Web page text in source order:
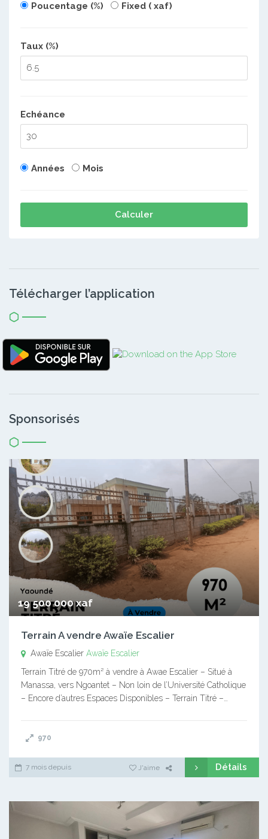
Poucentage (%) Fixed ( xaf)
Taux (%)
Echéance
Années Mois
Calculer
Télécharger l’application
Sponsorisés
19 500 000 xaf
Terrain A vendre Awaïe Escalier
Awaïe Escalier Awaïe Escalier
Terrain Titré de 970m² à vendre à Awae Escalier – Situé à
Manassa, vers Ngoantet – Non loin de l’Université Catholique
– Encore d’autres Espaces Disponibles – Terrain Titré –…
970
7 mois depuis J'aime Détails